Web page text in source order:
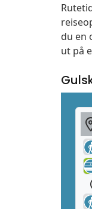
du en
ut på